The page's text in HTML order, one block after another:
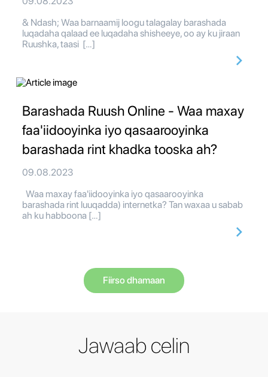
& Ndash; Waa barnaamij loogu talagalay barashada
luqadaha qalaad ee luqadaha shisheeye, oo ay ku jiraan
Ruushka, taasi […]
Barashada Ruush Online - Waa maxay
faa'iidooyinka iyo qasaarooyinka
barashada rint khadka tooska ah?
09.08.2023
Waa maxay faa'iidooyinka iyo qasaarooyinka
barashada rint luuqadda) internetka? Tan waxaa u sabab
ah ku habboona […]
Fiirso dhamaan
Jawaab celin